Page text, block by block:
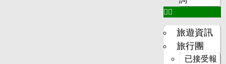
旅遊資訊
旅行團
已接受報